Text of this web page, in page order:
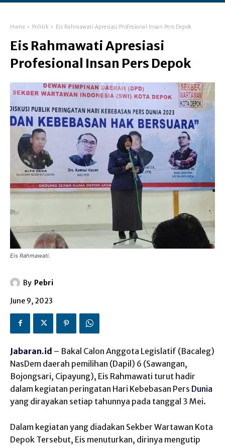
Home Politik Eis Rahmawati Apresiasi Profesional Insan Pers Depok
Eis Rahmawati Apresiasi
Profesional Insan Pers Depok
Eis Rahmawati.
By Pebri
June 9, 2023
Jabaran.id – Bakal Calon Anggota Legislatif (Bacaleg)
NasDem daerah pemilihan (Dapil) 6 (Sawangan,
Bojongsari, Cipayung), Eis Rahmawati turut hadir
dalam kegiatan peringatan Hari Kebebasan Pers Dunia
yang dirayakan setiap tahunnya pada tanggal 3 Mei.
Dalam kegiatan yang diadakan Sekber Wartawan Kota
Depok Tersebut, Eis menuturkan, dirinya mengutip